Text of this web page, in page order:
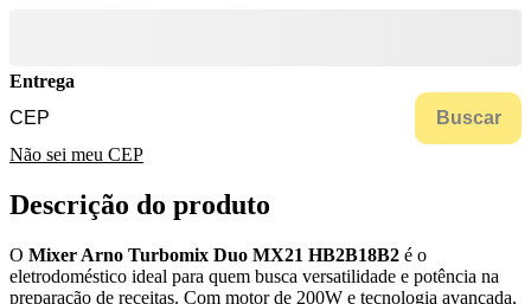
Entrega
Buscar
Não sei meu CEP
Descrição do produto
O Mixer Arno Turbomix Duo MX21 HB2B18B2 é o
eletrodoméstico ideal para quem busca versatilidade e potência na
preparação de receitas. Com motor de 200W e tecnologia avançada,